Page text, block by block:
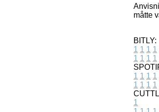
måtte
BITLY:
1 1 1 1
1 1 1 1
1 1 1 1
1 1 1 1
1